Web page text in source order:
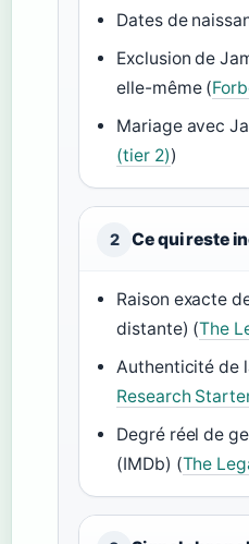
Dates de
Exclusion de
elle-même (
Mariage avec
(tier 2))
2 Ce qui reste
Raison exacte
distante) (The
Authenticité de
Research
Degré réel de
(IMDb) (The